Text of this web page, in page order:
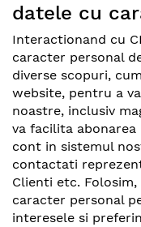
datele cu
Interactionand cu
caracter personal
diverse scopuri,
website, pentru a
noastre, inclusiv
va facilita
cont in sistemul
contactati
Clienti etc. Folosim,
caracter personal
interesele si